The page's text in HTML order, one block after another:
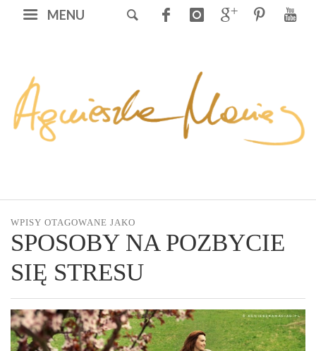
MENU
WPISY OTAGOWANE JAKO
SPOSOBY NA POZBYCIE
SIĘ STRESU